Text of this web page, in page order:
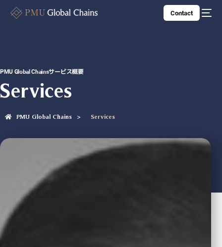
Contact
PMU Global Chainsサービス概要
Services
PMU Global Chains Services